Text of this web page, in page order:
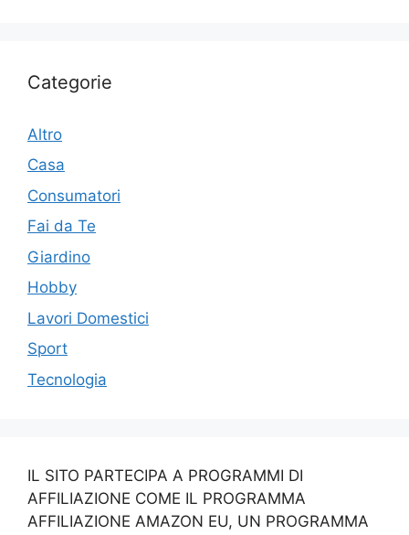
Categorie
Altro
Casa
Consumatori
Fai da Te
Giardino
Hobby
Lavori Domestici
Sport
Tecnologia
IL SITO PARTECIPA A PROGRAMMI DI
AFFILIAZIONE COME IL PROGRAMMA
AFFILIAZIONE AMAZON EU, UN PROGRAMMA